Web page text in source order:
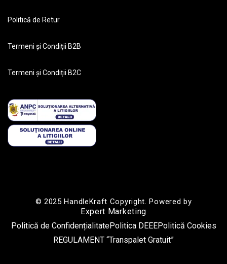
Politică de Retur
Termeni și Condiții B2B
Termeni și Condiții B2C
© 2025 HandleKraft Copyright. Powered by
Expert Marketing
Politică de ConfidențialitatePolitica DEEEPolitică Cookies
REGULAMENT “Transpalet Gratuit”